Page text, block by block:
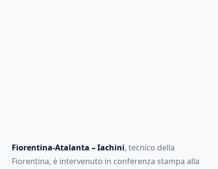
Fiorentina-Atalanta – Iachini, tecnico della
Fiorentina, è intervenuto in conferenza stampa alla